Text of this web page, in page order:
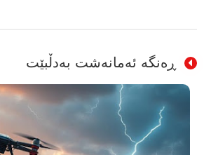
ڕەنگە ئەمانەشت بەدڵبێت